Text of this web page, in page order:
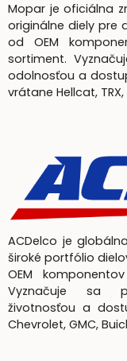
Mopar je oficiálna
originálne diely pre
od OEM
sortiment.
odolnosťou a
vrátane Hellcat,
ACDelco je
široké portfólio
OEM
Vyznačuje sa
životnosťou a
Chevrolet, GMC,